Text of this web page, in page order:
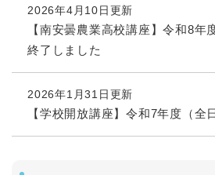
2026年4月10日更新
【南安曇農業高校講座】令和8年
終了しました
2026年1月31日更新
【学校開放講座】令和7年度（全